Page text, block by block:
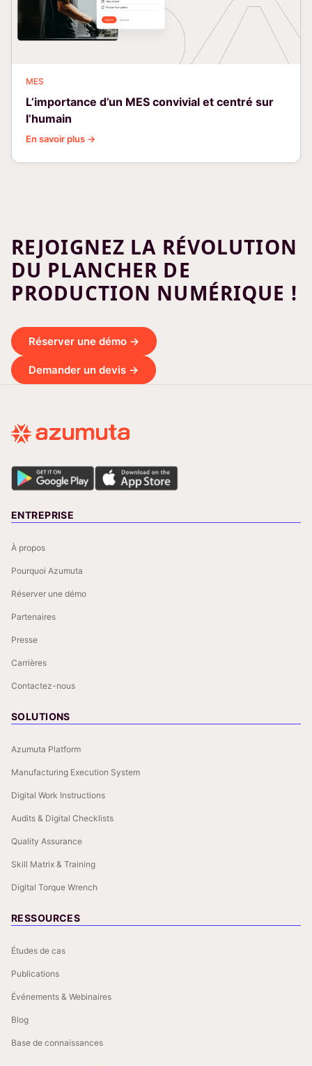
MES
L’importance d’un MES convivial et centré sur
l’humain
En savoir plus →
REJOIGNEZ LA RÉVOLUTION
DU PLANCHER DE
PRODUCTION NUMÉRIQUE !
Réserver une démo →
Demander un devis →
ENTREPRISE
À propos
Pourquoi Azumuta
Réserver une démo
Partenaires
Presse
Carrières
Contactez-nous
SOLUTIONS
Azumuta Platform
Manufacturing Execution System
Digital Work Instructions
Audits & Digital Checklists
Quality Assurance
Skill Matrix & Training
Digital Torque Wrench
RESSOURCES
Études de cas
Publications
Événements & Webinaires
Blog
Base de connaissances